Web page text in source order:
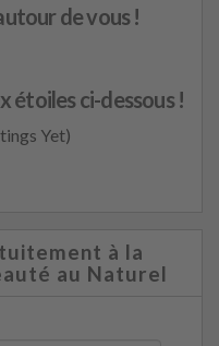
de vous !
étoiles ci-dessous !
Yet)
à la
au Naturel